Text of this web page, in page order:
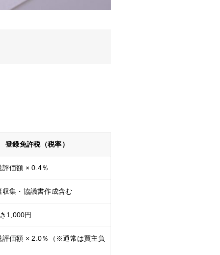
登録免許税（税率）
評価額 × 0.4％
収集・協議書作成含む
1,000円
評価額 × 2.0％（※通常は買主負